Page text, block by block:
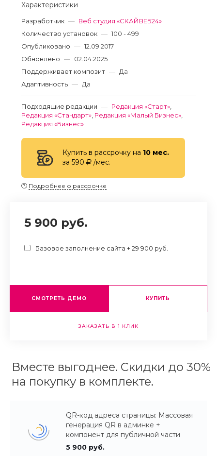
Характеристики
Разработчик — Веб студия «СКАЙВЕБ24»
Количество установок — 100 - 499
Опубликовано — 12.09.2017
Обновлено — 02.04.2025
Поддерживает композит — Да
Адаптивность — Да
Подходящие редакции — Редакция «Старт»
Редакция «Стандарт» Редакция «Малый Бизнес»
Редакция «Бизнес»
Купить в рассрочку на 10 мес.
за 590
/мес.
Подробнее о рассрочке
5 900 руб.
Базовое заполнение сайта + 29 900 руб.
СМОТРЕТЬ ДЕМО КУПИТЬ
ЗАКАЗАТЬ В 1 КЛИК
Вместе выгоднее. Скидки до 30%
на покупку в комплекте.
QR-код адреса страницы: Массовая
генерация QR в админке +
компонент для публичной части
5 900 руб.